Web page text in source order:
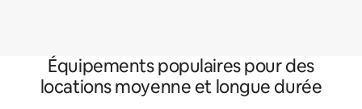
Équipements populaires pour des
locations moyenne et longue durée